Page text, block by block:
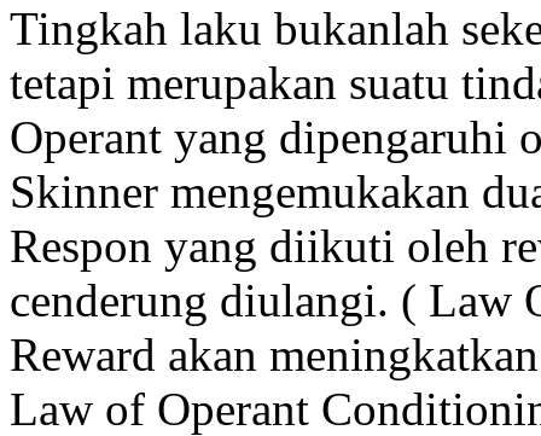
Tingkah laku bukanlah
tetapi merupakan suatu
Operant yang dipengaruhi
Skinner mengemukakan
Respon yang diikuti oleh
cenderung diulangi. ( Law
Reward akan
Law of Operant